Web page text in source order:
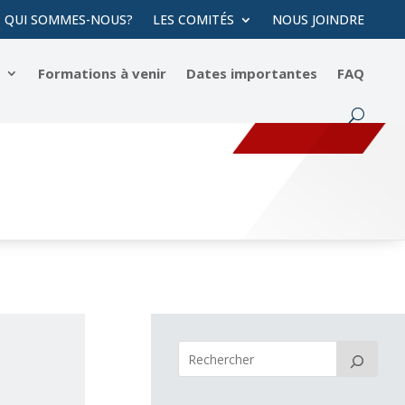
QUI SOMMES-NOUS? LES COMITÉS NOUS JOINDRE
Formations à venir Dates importantes FAQ